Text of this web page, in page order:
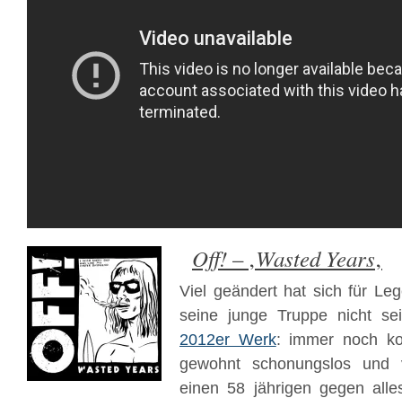
Off!– ‚Wasted Years‚
Viel geändert hat sich für
seine junge Truppe nicht
2012er Werk: immer noch
gewohnt schonungslos
einen 58 jährigen gegen